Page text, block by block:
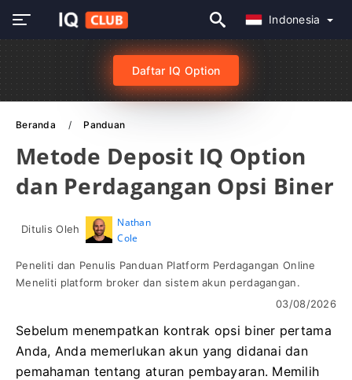
Indonesia
Daftar IQ Option
Beranda Panduan
Metode Deposit IQ Option
dan Perdagangan Opsi Biner
Ditulis Oleh
Nathan
Cole
Peneliti dan Penulis Panduan Platform Perdagangan Online
Meneliti platform broker dan sistem akun perdagangan.
03/08/2026
Sebelum menempatkan kontrak opsi biner pertama
Anda, Anda memerlukan akun yang didanai dan
pemahaman tentang aturan pembayaran. Memilih